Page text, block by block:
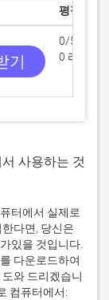
평점
기
0/5
0 리뷰
사용하는 것
터에서 실제로
다면, 당신은
있을 것입니다.
다운로드하여
와 드리겠습니
컴퓨터에서: